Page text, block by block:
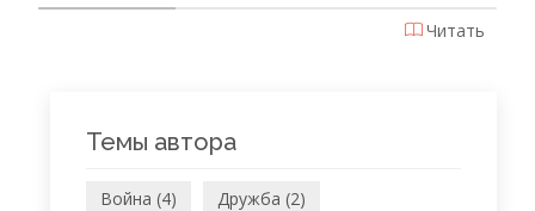
Читать
Темы автора
Война (4)
Дружба (2)